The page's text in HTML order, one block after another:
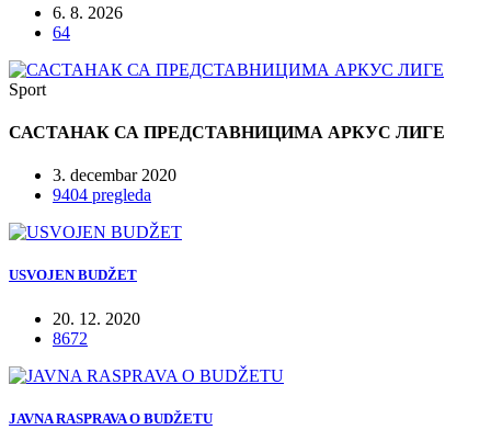
6. 8. 2026
64
Sport
САСТАНАК СА ПРЕДСТАВНИЦИМА АРКУС ЛИГЕ
3. decembar 2020
9404 pregleda
USVOJEN BUDŽET
20. 12. 2020
8672
JAVNA RASPRAVA O BUDŽETU